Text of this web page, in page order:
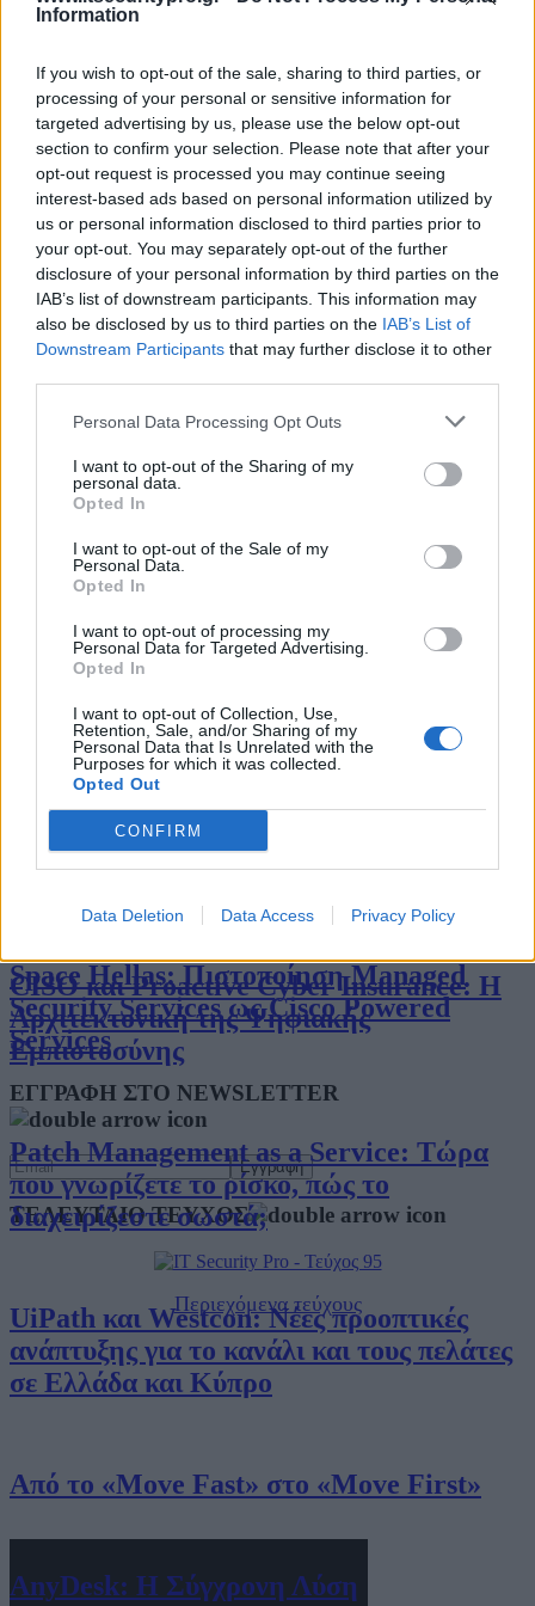
Information
If you wish to opt-out of the sale, sharing to third parties, or
processing of your personal or sensitive information for
targeted advertising by us, please use the below opt-out
section to confirm your selection. Please note that after your
opt-out request is processed you may continue seeing
interest-based ads based on personal information utilized by
us or personal information disclosed to third parties prior to
your opt-out. You may separately opt-out of the further
disclosure of your personal information by third parties on the
IAB’s list of downstream participants. This information may
also be disclosed by us to third parties on the IAB’s List of
Downstream Participants that may further disclose it to other
Personal Data Processing Opt Outs
I want to opt-out of the Sharing of my
personal data.
Opted In
I want to opt-out of the Sale of my
Personal Data.
Opted In
I want to opt-out of processing my
Personal Data for Targeted Advertising.
Opted In
I want to opt-out of Collection, Use,
Retention, Sale, and/or Sharing of my
Personal Data that Is Unrelated with the
Purposes for which it was collected.
Opted Out
CONFIRM
Data Deletion Data Access Privacy Policy
Υπεύθυνος σε Στρατηγικό Ηγέτη
Ο CISO στην Εποχή του AI: Από την
Προστασία στη Στρατηγική
Από την αποσπασματική ασφάλεια στη
στρατηγική ανθεκτικότητα
Ο CISO στον κόσμο των πραγματικών
Ο CISO ως στρατηγικός εταίρος της
διοίκησης
Ο σύγχρονος ρόλος του CISO: Δύναμη,
ανθεκτικότητα και ο ελέφαντας στο
δωμάτιο
Η Νέα Αποστολή του CISO: Στρατηγική,
CISO και Proactive Cyber Insurance: Η
Αρχιτεκτονική της Ψηφιακής
Εμπιστοσύνης
Patch Management as a Service: Τώρα
που γνωρίζετε το ρίσκο, πώς το
διαχειρίζεστε σωστά;
UiPath και Westcon: Νέες προοπτικές
ανάπτυξης για το κανάλι και τους πελάτες
σε Ελλάδα και Κύπρο
Από το «Move Fast» στο «Move First»
AnyDesk: Η Σύγχρονη Λύση
Επικοινωνήστε μαζί μας
Η Info Quest Technologies για περισσότερα από 40 χρόνια
στρατηγικό συνεργάτη της Cisco στην Ελληνική αγορά. Μαζί με
τους εξουσιοδοτημένους συνεργάτες μας είμαστε στη διάθεσή σας
να εξετάσουμε την καλύτερη λύση για την εταιρεία σας.
Contact us:d.networking@info.quest.gr ή στο cisco@info.quest.gr.
ΣΧΕΤΙΚΑ ΑΡΘΡΑ
Νέο Γενικός Διευθυντής της CISCO για
Ελλάδα, Κύπρο και Μάλτα ο Παναγιώτης
Γκολέμης
Το Cisco Secure AI Factory με NVIDIA
Καθιστά το AI Ευκολότερο στην
Ανάπτυξη και Ασφαλέστερο
Space Hellas: Πιστοποίηση Managed
Security Services ως Cisco Powered
Services
ΕΓΓΡΑΦΗ ΣΤΟ NEWSLETTER
ΤΕΛΕΥΤΑΙΟ ΤΕΥΧΟΣ
Περιεχόμενα τεύχους